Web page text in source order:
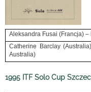
Aleksandra Fusai (Francja)
Catherine Barclay
Australia)
1995 ITF Solo Cup